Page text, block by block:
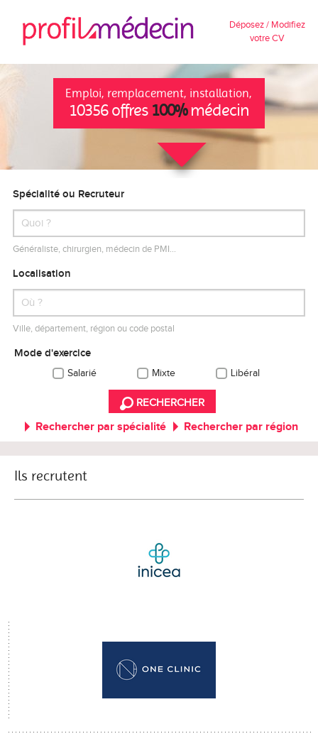
Déposez / Modifiez
votre CV
Emploi, remplacement, installation,
10356 offres 100%médecin
Spécialité ou Recruteur
Généraliste, chirurgien, médecin de PMI…
Localisation
Ville, département, région ou code postal
Mode d'exercice
Salarié Mixte Libéral
RECHERCHER
Rechercher par spécialité Rechercher par région
Ils recrutent